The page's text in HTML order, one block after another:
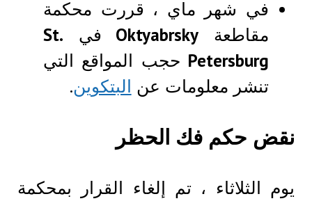
في شهر ماي ، قررت محكمة
مقاطعة Oktyabrsky في St.
Petersburg حجب المواقع التي
تنشر معلومات عن البتكوين.
نقض حكم فك الحظر
يوم الثلاثاء ، تم إلغاء القرار بمحكمة